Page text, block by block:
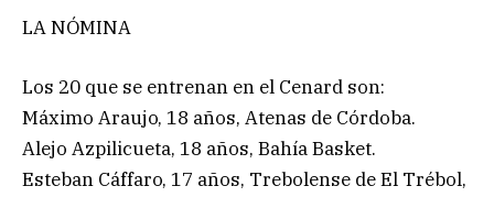
LA NÓMINA
Los 20 que se entrenan en el Cenard son:
Máximo Araujo, 18 años, Atenas de Córdoba.
Alejo Azpilicueta, 18 años, Bahía Basket.
Esteban Cáffaro, 17 años, Trebolense de El Trébol,